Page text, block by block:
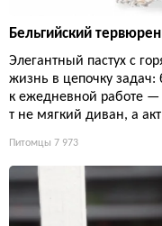
Бельгийский
Элегантный пастух с
жизнь в цепочку задач:
к ежедневной работе
т не мягкий диван, а
Питомцы 7 973